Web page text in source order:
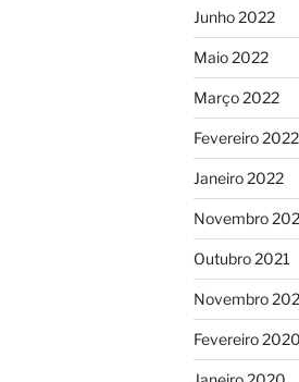
Junho 2022
Maio 2022
Março 2022
Fevereiro 2022
Janeiro 2022
Novembro
Outubro 2021
Novembro
Fevereiro 2020